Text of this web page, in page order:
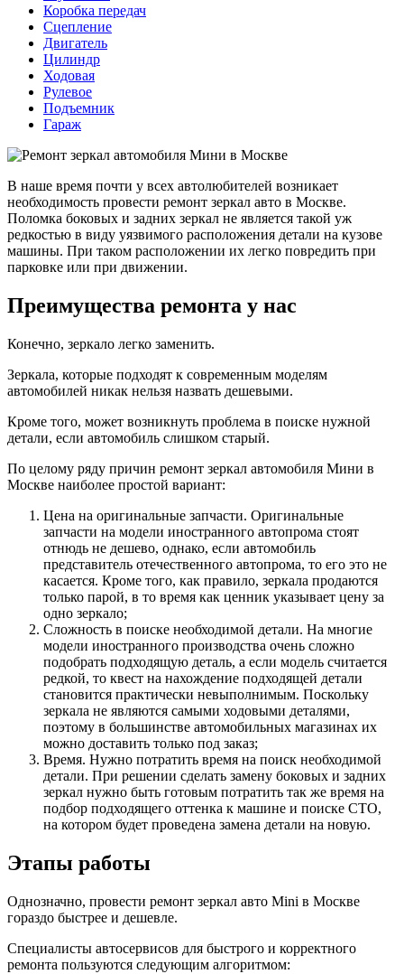
Коробка передач
Сцепление
Двигатель
Цилиндр
Ходовая
Рулевое
Подъемник
Гараж
В наше время почти у всех автолюбителей возникает
необходимость провести ремонт зеркал авто в Москве.
Поломка боковых и задних зеркал не является такой уж
редкостью в виду уязвимого расположения детали на кузове
машины. При таком расположении их легко повредить при
парковке или при движении.
Преимущества ремонта у нас
Конечно, зеркало легко заменить.
Зеркала, которые подходят к современным моделям
автомобилей никак нельзя назвать дешевыми.
Кроме того, может возникнуть проблема в поиске нужной
детали, если автомобиль слишком старый.
По целому ряду причин ремонт зеркал автомобиля Мини в
Москве наиболее простой вариант:
Цена на оригинальные запчасти. Оригинальные
запчасти на модели иностранного автопрома стоят
отнюдь не дешево, однако, если автомобиль
представитель отечественного автопрома, то его это не
касается. Кроме того, как правило, зеркала продаются
только парой, в то время как ценник указывает цену за
одно зеркало;
Сложность в поиске необходимой детали. На многие
модели иностранного производства очень сложно
подобрать подходящую деталь, а если модель считается
редкой, то квест на нахождение подходящей детали
становится практически невыполнимым. Поскольку
зеркала не являются самыми ходовыми деталями,
поэтому в большинстве автомобильных магазинах их
можно доставить только под заказ;
Время. Нужно потратить время на поиск необходимой
детали. При решении сделать замену боковых и задних
зеркал нужно быть готовым потратить так же время на
подбор подходящего оттенка к машине и поиске СТО,
на котором будет проведена замена детали на новую.
Этапы работы
Однозначно, провести ремонт зеркал авто Mini в Москве
гораздо быстрее и дешевле.
Специалисты автосервисов для быстрого и корректного
ремонта пользуются следующим алгоритмом: